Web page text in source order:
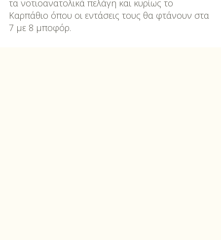
τα νοτιοανατολικά πελάγη και κυρίως το
Καρπάθιο όπου οι εντάσεις τους θα φτάνουν στα
7 με 8 μποφόρ.